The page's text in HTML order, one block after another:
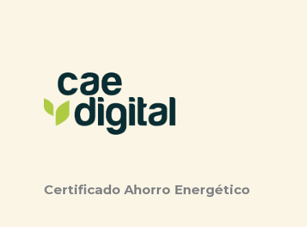
Certificado Ahorro Energético